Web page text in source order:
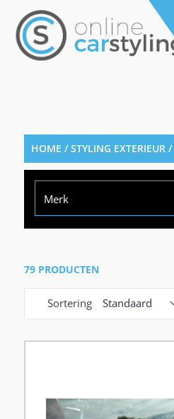
HOME /STYLING EXTERIEUR/
Merk
79 PRODUCTEN
Sortering Standaard